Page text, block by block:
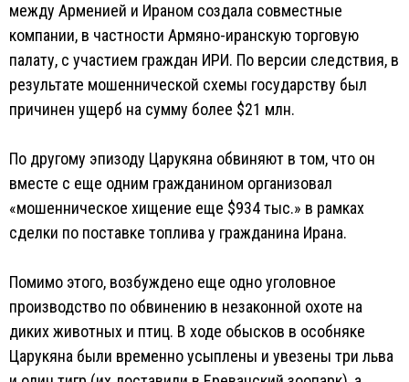
между Арменией и Ираном создала совместные
компании, в частности Армяно-иранскую торговую
палату, с участием граждан ИРИ. По версии следствия, в
результате мошеннической схемы государству был
причинен ущерб на сумму более $21 млн.
По другому эпизоду Царукяна обвиняют в том, что он
вместе с еще одним гражданином организовал
«мошенническое хищение еще $934 тыс.» в рамках
сделки по поставке топлива у гражданина Ирана.
Помимо этого, возбуждено еще одно уголовное
производство по обвинению в незаконной охоте на
диких животных и птиц. В ходе обысков в особняке
Царукяна были временно усыплены и увезены три льва